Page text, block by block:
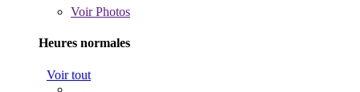
VoirPhotos
Heures normales
Voir tout